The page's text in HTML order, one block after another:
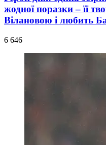
жодної поразки – її
Вілановою і любить
6 646